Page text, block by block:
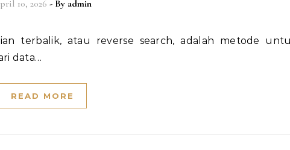
10, 2026 - By admin
data…
READ MORE